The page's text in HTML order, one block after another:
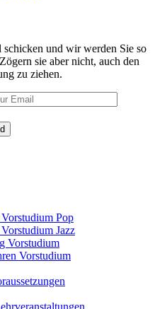
schicken und wir werden Sie so
sie aber nicht, auch den
zu ziehen.
Pop
Jazz
Vorstudium
Vorstudium